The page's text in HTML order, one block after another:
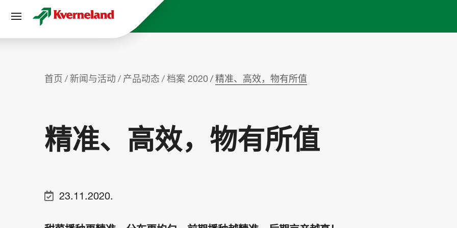
首页 新闻与活动 产品动态 档案 2020 精准、高效，物有所值
精准、高效，物有所值
23.11.2020.
Cookie管理面板